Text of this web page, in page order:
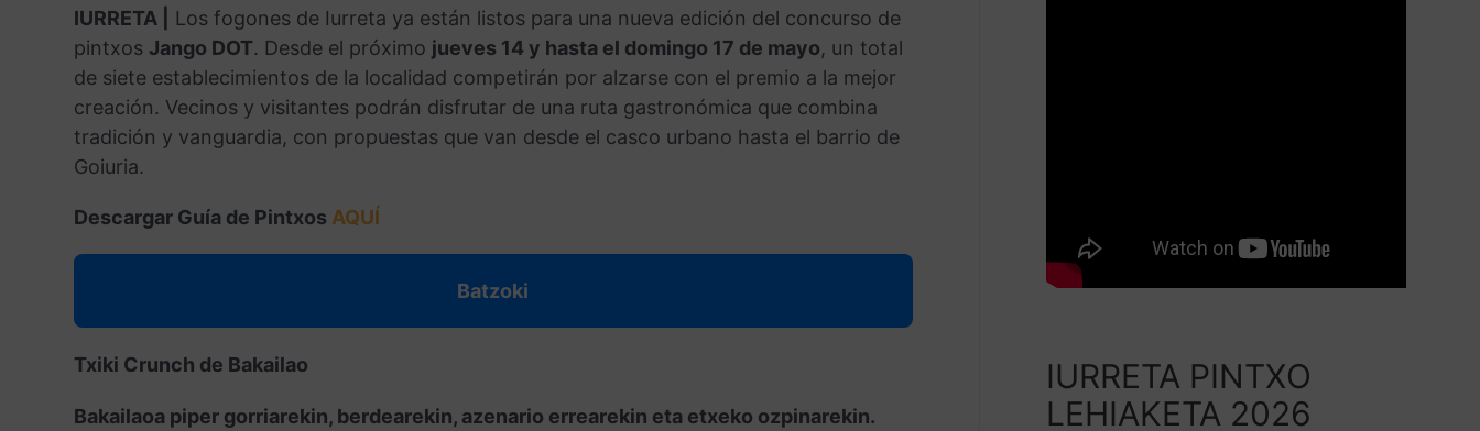
b
o
o
k
e
r
s
t
s
A
p
g
r
a
m
t
l
a
r
t
i
r
IURRETA |
Los fogones de Iurreta ya están listos para una nueva edición del concurso de
pintxos Jango DOT. Desde el próximo jueves 14 y hasta el domingo 17 de mayo, un total
de siete establecimientos de la localidad competirán por alzarse con el premio a la mejor
creación. Vecinos y visitantes podrán disfrutar de una ruta gastronómica que combina
tradición y vanguardia, con propuestas que van desde el casco urbano hasta el barrio de
Goiuria.
Descargar Guía de Pintxos AQUÍ
Batzoki
Txiki Crunch de Bakailao
Bakailaoa piper gorriarekin, berdearekin, azenario errearekin eta etxeko ozpinarekin.
IURRETA PINTXO
LEHIAKETA 2026